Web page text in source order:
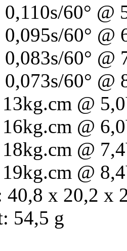
60° @
60° @
60° @
60° @
@
@
@
@
40,8 x 20,2 x
54,5 g